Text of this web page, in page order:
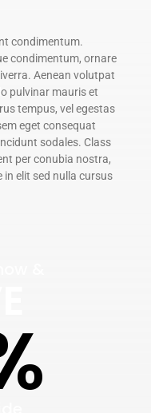
condimentum.
condimentum, ornare
Aenean volutpat
pulvinar mauris et
tempus, vel egestas
eget consequat
sodales. Class
per conubia nostra,
in elit sed nulla cursus